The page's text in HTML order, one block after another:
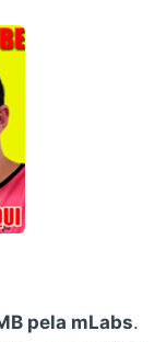
pela mLabs.